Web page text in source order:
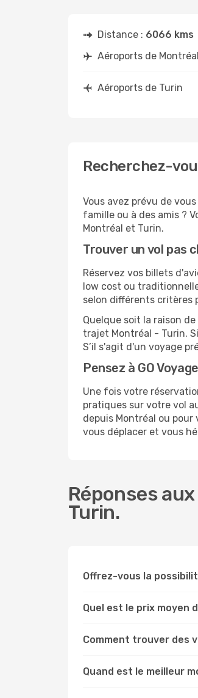
Distance : 6066 kms
Aéroports de Montréal
Aéroports de Turin
Recherchez-
Vous avez prévu de
famille ou à des amis ?
Montréal et Turin.
Trouver un vol pas
Réservez vos billets
low cost ou
selon différents critères
Quelque soit la raison
trajet Montréal - Turin.
S’il s'agit d'un voyage
Pensez à GO
Une fois votre
pratiques sur votre vol
depuis Montréal ou
vous déplacer et vous
Réponses
Turin.
Offrez-vous la
Quel est le prix moyen
Comment trouver des
Quand est le meilleur